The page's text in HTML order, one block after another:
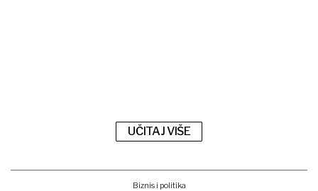
UČITAJ VIŠE
Biznis i politika